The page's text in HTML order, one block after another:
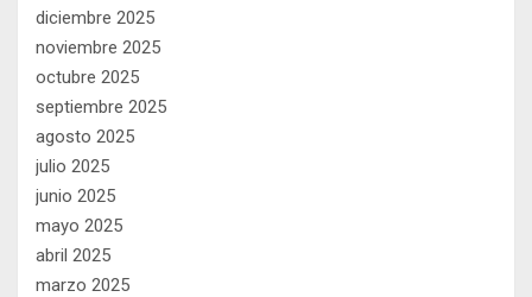
diciembre 2025
noviembre 2025
octubre 2025
septiembre 2025
agosto 2025
julio 2025
junio 2025
mayo 2025
abril 2025
marzo 2025